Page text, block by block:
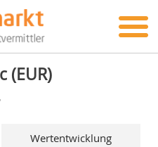
(EUR)
Wertentwicklung